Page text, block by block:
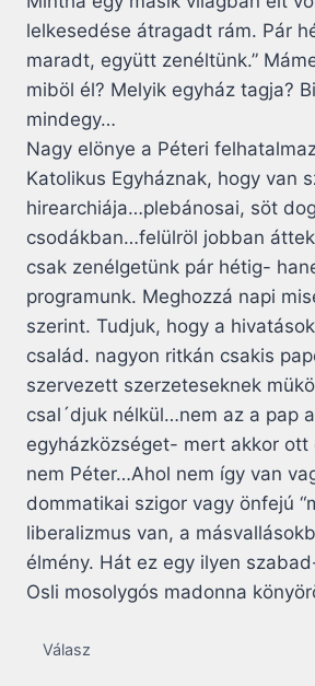
lelkesedése átragadt rám. Pár
maradt, együtt zenéltünk.”
miböl él? Melyik egyház tagja?
mindegy…
Nagy elönye a Péteri
Katolikus Egyháznak, hogy van
hirearchiája…plebánosai, söt
csodákban…felülröl jobban
csak zenélgetünk pár hétig-
programunk. Meghozzá napi
szerint. Tudjuk, hogy a
család. nagyon ritkán csakis
szervezett szerzeteseknek
csal´djuk nélkül…nem az a pap
egyházközséget- mert akkor ott
nem Péter…Ahol nem így van
dommatikai szigor vagy önfejú
liberalizmus van, a
élmény. Hát ez egy ilyen
Osli mosolygós madonna
Válasz